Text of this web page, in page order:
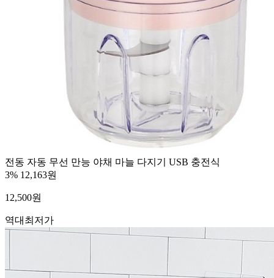
전동 자동 무선 만능 야채 마늘 다지기 USB 충전식
3% 12,163원
12,500원
역대최저가